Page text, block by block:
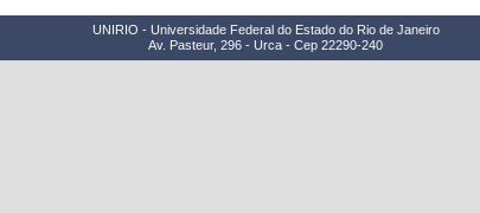
UNIRIO - Universidade Federal do Estado do Rio de Janeiro
Av. Pasteur, 296 - Urca - Cep 22290-240